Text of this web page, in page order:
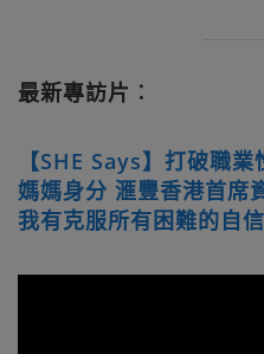
最新專訪片︰
【SHE Says】打破職
媽媽身分 滙豐香港首席
我有克服所有困難的自信